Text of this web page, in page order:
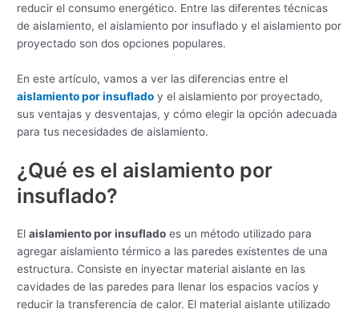
reducir el consumo energético. Entre las diferentes técnicas
de aislamiento, el aislamiento por insuflado y el aislamiento por
proyectado son dos opciones populares.
En este artículo, vamos a ver las diferencias entre el
aislamiento por insuflado y el aislamiento por proyectado,
sus ventajas y desventajas, y cómo elegir la opción adecuada
para tus necesidades de aislamiento.
¿Qué es el aislamiento por
insuflado?
Elaislamiento por insuflado es un método utilizado para
agregar aislamiento térmico a las paredes existentes de una
estructura. Consiste en inyectar material aislante en las
cavidades de las paredes para llenar los espacios vacíos y
reducir la transferencia de calor. El material aislante utilizado